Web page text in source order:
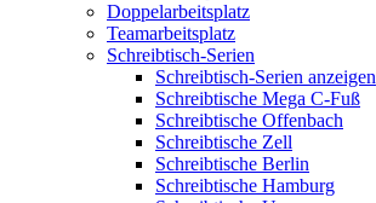
Doppelarbeitsplatz
Teamarbeitsplatz
Schreibtisch-Serien
Schreibtisch-Serien anzeigen
Schreibtische Mega C-Fuß
Schreibtische Offenbach
Schreibtische Zell
Schreibtische Berlin
Schreibtische Hamburg